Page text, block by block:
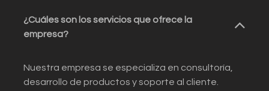
¿Cuáles son los servicios que ofrece la
empresa?
Nuestra empresa se especializa en consultoría,
desarrollo de productos y soporte al cliente.